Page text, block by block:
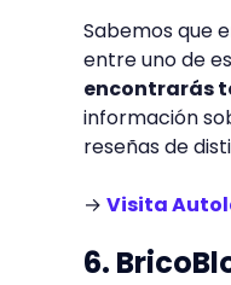
Sabemos que
entre uno de
encontrarás
información
reseñas de
→ Visita
6.